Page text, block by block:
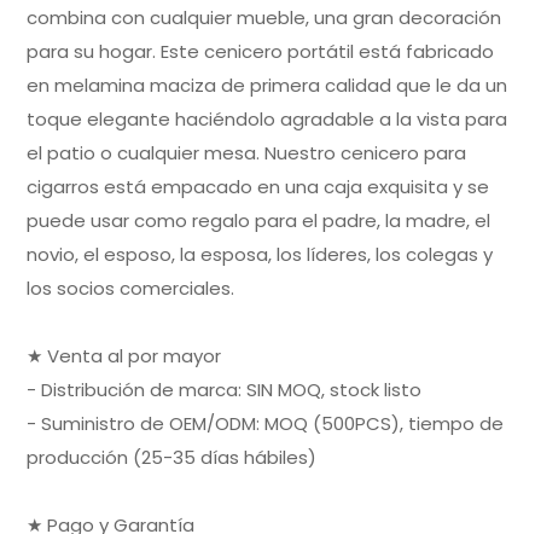
combina con cualquier mueble, una gran decoración
para su hogar. Este cenicero portátil está fabricado
en melamina maciza de primera calidad que le da un
toque elegante haciéndolo agradable a la vista para
el patio o cualquier mesa. Nuestro cenicero para
cigarros está empacado en una caja exquisita y se
puede usar como regalo para el padre, la madre, el
novio, el esposo, la esposa, los líderes, los colegas y
los socios comerciales.
★ Venta al por mayor
- Distribución de marca: SIN MOQ, stock listo
- Suministro de OEM/ODM: MOQ (500PCS), tiempo de
producción (25-35 días hábiles)
★ Pago y Garantía